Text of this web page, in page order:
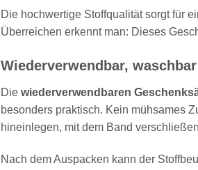
Die hochwertige Stoffqualität sorgt für
Überreichen erkennt man: Dieses
Wiederverwendbar,
Die wiederverwendbaren
besonders praktisch. Kein mühsames
hineinlegen, mit dem Band
Nach dem Auspacken kann der